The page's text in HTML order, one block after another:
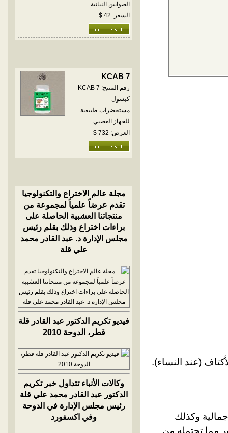
(عند النساء).
وكذلك
مما تحتمله من
الصوابين النباتية
السعر: 42 $
KCAB 7
رقم المنتج: KCAB 7
كبسول
مستحضرات طبيعية
للجهاز العصبي
العرض: 732 $
مجلة عالم الاختراع والتكنولوجيا
تقدم عرضاً علمياً لمجموعة من
منتجاتنا العشبية الحاصلة على
براءات اختراع وذلك بقلم رئيس
مجلس الإدارة د. عبد القادر محمد
علي قلة
فيديو تكريم الدكتور عبد القادر قلة
قطر، الدوحة 2010
وكالات الأنباء تتداول خبر تكريم
الدكتور عبد القادر محمد علي قلة
رئيس مجلس الإدارة في الدوحة
وفي اكسفورد